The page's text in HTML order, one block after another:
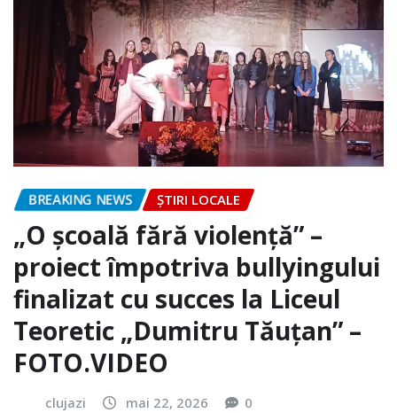
BREAKING NEWS ȘTIRI LOCALE
„O școală fără violență” –
proiect împotriva bullyingului
finalizat cu succes la Liceul
Teoretic „Dumitru Tăuțan” –
FOTO.VIDEO
clujazi mai 22, 2026 0